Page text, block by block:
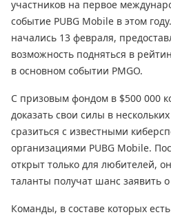
участников на первое
событие PUBG Mobile в этом
начались 13 февраля,
возможность подняться в
в основном событии PMGO.
С призовым фондом в $500 000
доказать свои силы в
сразиться с известными
организациями PUBG Mobile.
открыт только для любителей,
таланты получат шанс заявить о
Команды, в составе которых